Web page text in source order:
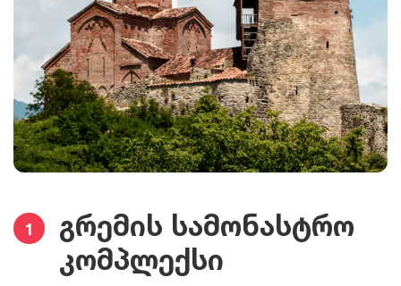
1
გრემის სამონასტრო
კომპლექსი